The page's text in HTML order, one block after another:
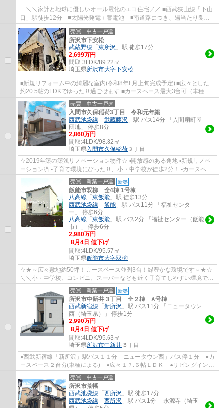
＼＼家計と地球に優しいオール電化のエコ住宅／／ ■西武狭山線「下山
口」駅徒歩12分 ■太陽光発電＋蓄電池 ■南道路につき、陽当たり良
好 ■カースペース2台可（車種による）■LDK床...
売買｜中古一戸建
所沢市下安松
武蔵野線 「 東所沢 」駅 徒歩17分
2,699万円
間取:3LDK/89.22㎡
埼玉県所沢市大字下安松
■新規リフォーム中の綺麗な室内(令和8年8月上旬完成予定) ■広々とした
約20.5帖のLDKでゆったり過ごせます ■カースペース最大3台可（車種制
限有り) ■小屋裏収納・全居室収納付き ■徒歩...
売買｜中古一戸建
入間市久保稲荷3丁目 令和元年築
西武池袋線 「 武蔵藤沢 」駅 バス14分 「入間扇町屋
団地」 停歩8分
2,860万円
間取:4LDK/98.82㎡
埼玉県入間市久保稲荷 ３丁目
☆2019年築の築浅リノベーション物件☆ ▪開放感のある角地 ▪新規リノベ
ーション済 ▪子育て環境にぴったり、小・中学校が徒歩2分！ ▪カースペー
ス2台可（車種による） ▪三面採光の明るい...
売買｜新築一戸建 新築
飯能市双柳 全4棟 1号棟
八高線 「 東飯能 」駅 徒歩13分
西武池袋線 「 飯能 」駅 バス11分 「福祉センタ
ー」 停歩6分
八高線 「 東飯能 」駅 バス2分 「福祉センター（飯能
市）」 停歩6分
2,980万円
8月4日 値下げ
間取:4LDK/95.57㎡
埼玉県飯能市大字双柳
☆★～広々敷地約50坪！カースペース並列3台！緑豊かな環境です～★☆
＼＼小・中学校、コンビニ、スーパーなども近く子育てしやすい環境です
♪／／ □JR八高線「東飯能」駅 徒歩13分 ...
売買｜新築一戸建 新築
所沢市中新井３丁目 全２棟 A号棟
西武新宿線 「 新所沢 」駅 バス11分 「ニュータウン
西（埼玉県）」 停歩1分
2,990万円
8月4日 値下げ
間取:4LDK/95.63㎡
埼玉県所沢市中新井 ３丁目
●西武新宿線「新所沢」駅バス１１分「ニュータウン西」バス停１分 ●カ
ースペース２台分(車種による) ●広々１７.６帖ＬＤＫ ●リビングイン階
段 ●収納たっぷりW.I.C＋S.I.C＋床下収...
売買｜中古一戸建
所沢市荒幡
西武池袋線 「 西所沢 」駅 徒歩17分
西武池袋線 「 西所沢 」駅 バス1分 「永源寺（埼玉